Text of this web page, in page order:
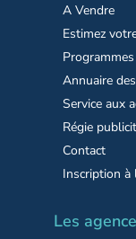
A Vendre
Estimez
Annuaire
Service aux
Régie
Contact
Inscription à
Les